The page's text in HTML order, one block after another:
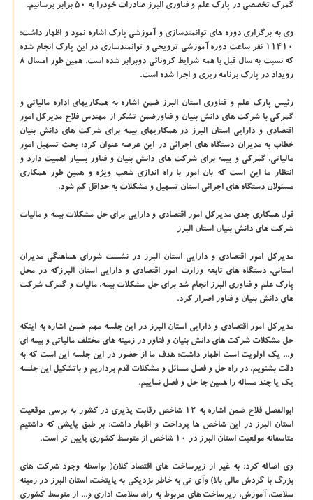
گمرک تخصصی در پارک علم و فناوری البرز صادرات خودرا به ۵۰ برابر برسانیم.
وی به برگزاری دوره های توانمندسازی و آموزشی پارک اشاره نمود و اظهار داشت:
۱۱۴۱۰ نفر ساعت دوره آموزشی ترویجی و توانمندسازی در این پارک انجام شده
که نسبت به سال قبل با همه شرایط کرونائی دوبرابر شده است. همین طور امسال ۸
رویداد در پارک برنامه ریزی و اجرا شده است.
رئیس پارک علم و فناوری استان البرز ضمن اشاره به همکاریهای اداره مالیاتی و
گمرکی با شرکت های دانش بنیان و فناورضمن تشکر از مهندس فلاح مدیرکل امور
اقتصادی و دارایی استان البرز در همکاریهای بیمه برای شرکت های دانش بنیان
خطاب به مدیران دستگاه های اجرائی در این عرصه عنوان کرد: بحث تسهیل امور
مالیاتی، گمرکی و بیمه برای شرکت های دانش بنیان و فناور بسیار اهمیت دارد و
انتظار ما این است که بان امور با راه اندازی شعب ویژه و همین طور همکاری
مسئولان دستگاه های اجرائی استان تسهیل و مشکلات به حداقل کم شود.
قول همکاری جدی مدیرکل امور اقتصادی و دارایی برای حل مشکلات بیمه و مالیات
شرکت های دانش بنیان استان البرز
مدیرکل امور اقتصادی و دارایی استان البرز در نشست شورای هماهنگی مدیران
استانی، دستگاه های تابعه وزارت امور اقتصادی و دارایی استان البرزکه در محل
پارک علم و فناوری البرز انجام شد برای حل مشکلات بیمه، مالیات و گمرک شرکت
های دانش بنیان و فناور اصرار کرد.
مدیرکل امور اقتصادی و دارایی استان البرز در این جلسه مهم ضمن اشاره به اینکه
حل مشکلات شرکت های دانش بنیان و فناور در زمینه های مختلف مالیاتی و بیمه ای
و... یک اولویت است اظهار داشت: هدف ما از حضور در این جلسه این است که به
دقت بشنویم، در راه حل و فصل مسائل و مشکلات قدم برداریم و باتشکیل این جلسه
یک یا چند مساله را همین جا حل و فصل نماییم.
ابوالفضل فلاح ضمن اشاره به ۱۲ شاخص رقابت پذیری در کشور به برسی موقعیت
استان البرز در این شاخص ها پرداخت و اظهار داشت: بر طبق پایشی که داشتیم
متاسفانه موقعیت استان البرز در ۱۰ شاخص از متوسط کشوری پایین تر است.
وی اضافه کرد: به غیر از زیرساخت های اقتصاد کلان( بواسطه وجود شرکت های
بزرگ با گردش مالی بالا) وآی تی به خاطر نزدیکی به پایتخت، استان البرز در زمینه
سلامت، آموزش، زیرساخت های مربوط به راه، سلامت اداری و... از متوسط کشوری